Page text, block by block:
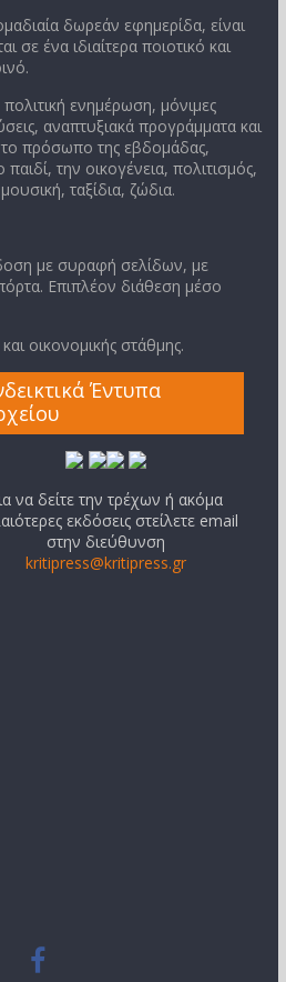
δωρεάν εφημερίδα, είναι
σε ένα ιδιαίτερα ποιοτικό και
ενημέρωση, μόνιμες
αναπτυξιακά προγράμματα και
το πρόσωπο της εβδομάδας,
την οικογένεια, πολιτισμός,
ταξίδια, ζώδια.
με συραφή σελίδων, με
Επιπλέον διάθεση μέσο
οικονομικής στάθμης.
Έντυπα
να δείτε την τρέχων ή ακόμα
εκδόσεις στείλετε email
στην διεύθυνση
kritipress@kritipress.gr